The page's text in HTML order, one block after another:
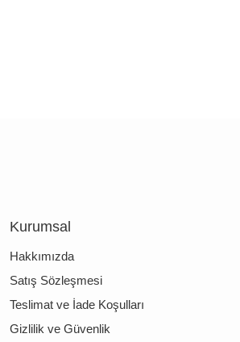
Kurumsal
Hakkımızda
Satış Sözleşmesi
Teslimat ve İade Koşulları
Gizlilik ve Güvenlik